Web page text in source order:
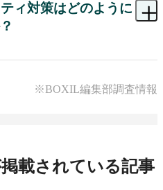
ィ対策はどのように
国際規格「ISO 27001」の認証
※BOXIL編集部調査情報
載されている記事